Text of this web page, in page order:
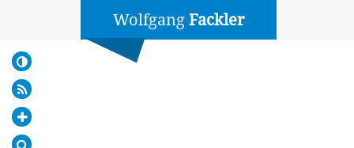
Wolfgang Fackler